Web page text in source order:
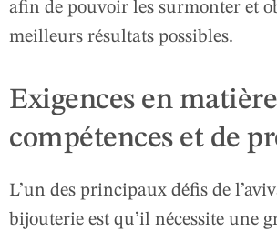
afin de pouvoir les surmonter et
meilleurs résultats possibles.
Exigences en
compétences et de
L’un des principaux défis de
bijouterie est qu’il nécessite une